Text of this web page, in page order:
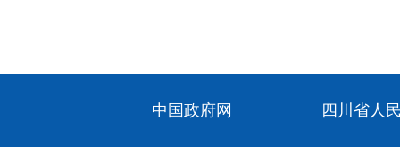
中国政府网 四川省人